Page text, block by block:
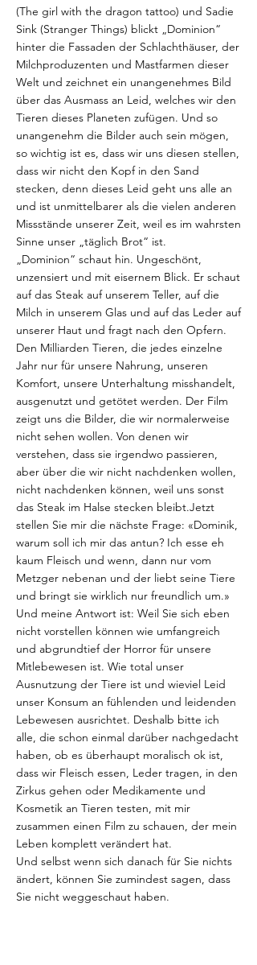
(The girl with the dragon tattoo) und Sadie
Sink (Stranger Things) blickt „Dominion“
hinter die Fassaden der Schlachthäuser, der
Milchproduzenten und Mastfarmen dieser
Welt und zeichnet ein unangenehmes Bild
über das Ausmass an Leid, welches wir den
Tieren dieses Planeten zufügen. Und so
unangenehm die Bilder auch sein mögen,
so wichtig ist es, dass wir uns diesen stellen,
dass wir nicht den Kopf in den Sand
stecken, denn dieses Leid geht uns alle an
und ist unmittelbarer als die vielen anderen
Missstände unserer Zeit, weil es im wahrsten
Sinne unser „täglich Brot“ ist.
„Dominion“ schaut hin. Ungeschönt,
unzensiert und mit eisernem Blick. Er schaut
auf das Steak auf unserem Teller, auf die
Milch in unserem Glas und auf das Leder auf
unserer Haut und fragt nach den Opfern.
Den Milliarden Tieren, die jedes einzelne
Jahr nur für unsere Nahrung, unseren
Komfort, unsere Unterhaltung misshandelt,
ausgenutzt und getötet werden. Der Film
zeigt uns die Bilder, die wir normalerweise
nicht sehen wollen. Von denen wir
verstehen, dass sie irgendwo passieren,
aber über die wir nicht nachdenken wollen,
nicht nachdenken können, weil uns sonst
das Steak im Halse stecken bleibt.Jetzt
stellen Sie mir die nächste Frage: «Dominik,
warum soll ich mir das antun? Ich esse eh
kaum Fleisch und wenn, dann nur vom
Metzger nebenan und der liebt seine Tiere
und bringt sie wirklich nur freundlich um.»
Und meine Antwort ist: Weil Sie sich eben
nicht vorstellen können wie umfangreich
und abgrundtief der Horror für unsere
Mitlebewesen ist. Wie total unser
Ausnutzung der Tiere ist und wieviel Leid
unser Konsum an fühlenden und leidenden
Lebewesen ausrichtet. Deshalb bitte ich
alle, die schon einmal darüber nachgedacht
haben, ob es überhaupt moralisch ok ist,
dass wir Fleisch essen, Leder tragen, in den
Zirkus gehen oder Medikamente und
Kosmetik an Tieren testen, mit mir
zusammen einen Film zu schauen, der mein
Leben komplett verändert hat.
Und selbst wenn sich danach für Sie nichts
ändert, können Sie zumindest sagen, dass
Sie nicht weggeschaut haben.